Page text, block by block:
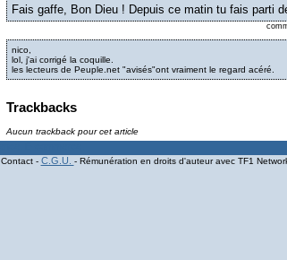
Fais gaffe, Bon Dieu ! Depuis ce matin tu fais parti
nico,
lol, j'ai corrigé la coquille.
les lecteurs de Peuple.net "avisés"ont vraiment le regard acéré.
Trackbacks
Aucun trackback pour cet article
Contact - C.G.U. - Rémunération en droits d'auteur avec TF1